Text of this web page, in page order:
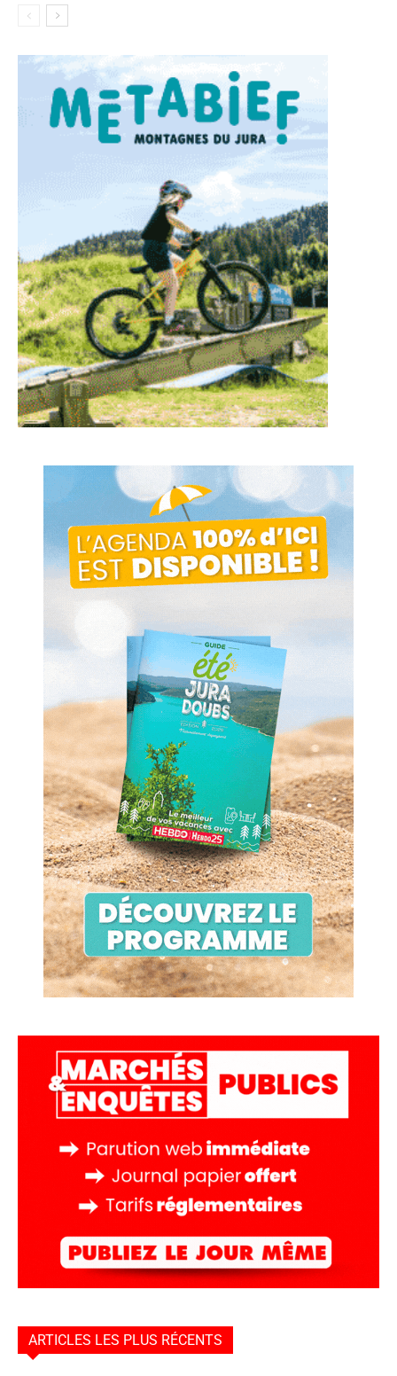
ARTICLES LES PLUS RÉCENTS